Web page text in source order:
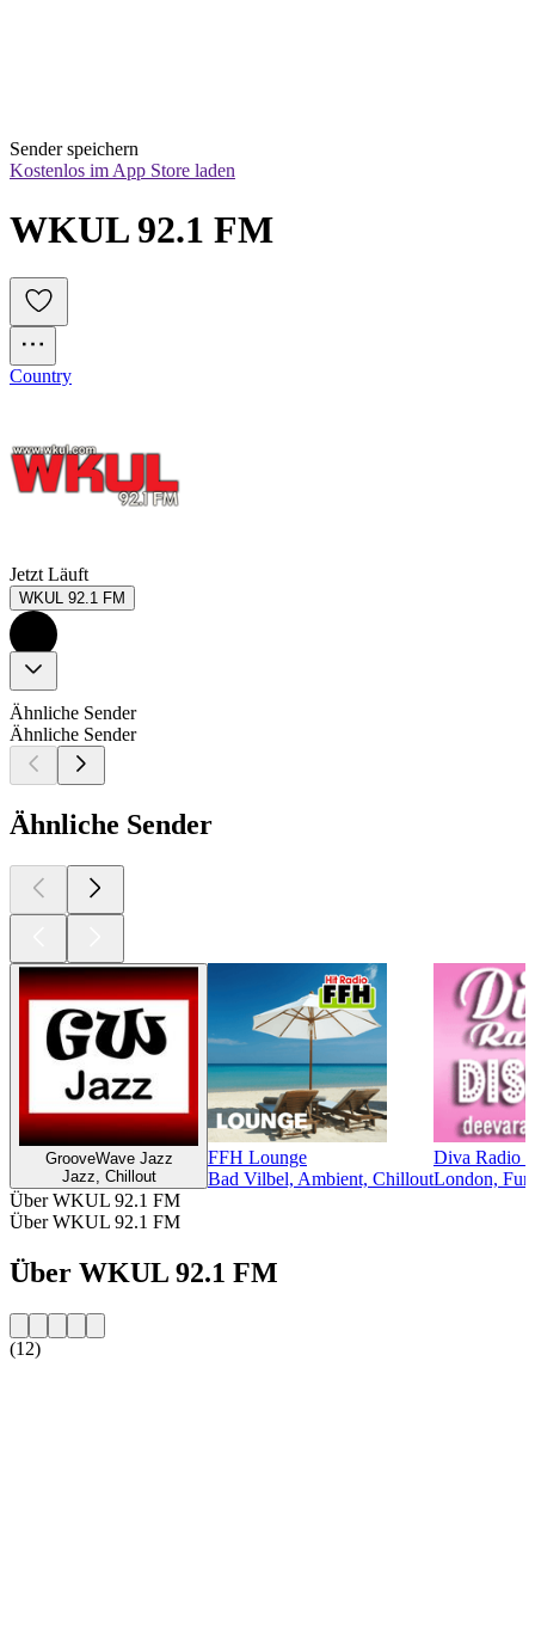
Sender speichern
Kostenlos im App Store laden
WKUL 92.1 FM
Country
Jetzt Läuft
WKUL 92.1 FM
Ähnliche Sender
Ähnliche Sender
Ähnliche Sender
GrooveWave Jazz
Jazz, Chillout
FFH Lounge
Bad Vilbel, Ambient, Chillout
Diva Radio
London,
Über WKUL 92.1 FM
Über WKUL 92.1 FM
Über WKUL 92.1 FM
(12)